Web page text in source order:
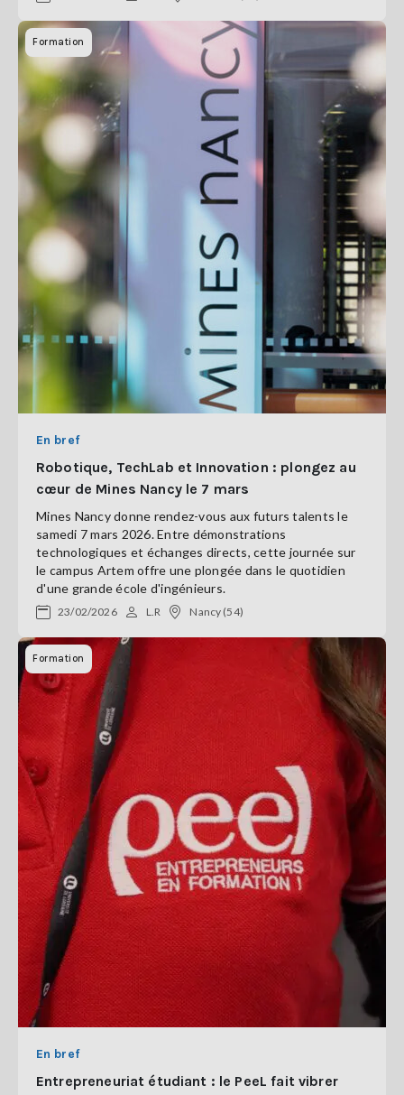
Formation
En bref
Robotique, TechLab et Innovation : plongez au
cœur de Mines Nancy le 7 mars
Mines Nancy donne rendez-vous aux futurs talents le
samedi 7 mars 2026. Entre démonstrations
technologiques et échanges directs, cette journée sur
le campus Artem offre une plongée dans le quotidien
d'une grande école d'ingénieurs.
23/02/2026 L.R Nancy (54)
Formation
En bref
Entrepreneuriat étudiant : le PeeL fait vibrer